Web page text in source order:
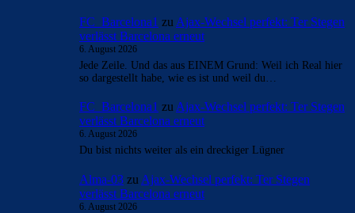
FC_Barcelona1 zu Ajax-Wechsel perfekt: Ter Stegen
verlässt Barcelona erneut
6. August 2026
Jede Zeile. Und das aus EINEM Grund: Weil ich Real hier
so dargestellt habe, wie es ist und weil du…
FC_Barcelona1 zu Ajax-Wechsel perfekt: Ter Stegen
verlässt Barcelona erneut
6. August 2026
Du bist nichts weiter als ein dreckiger Lügner
Alma-03 zu Ajax-Wechsel perfekt: Ter Stegen
verlässt Barcelona erneut
6. August 2026